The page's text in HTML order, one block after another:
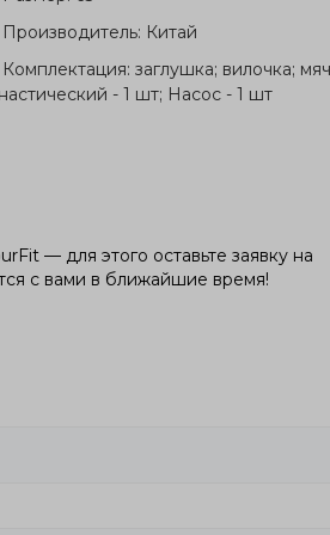
Производитель: Китай
Комплектация: заглушка; вилочка; мяч
- 1 шт; Насос - 1 шт
— для этого оставьте заявку на
с вами в ближайшие время!